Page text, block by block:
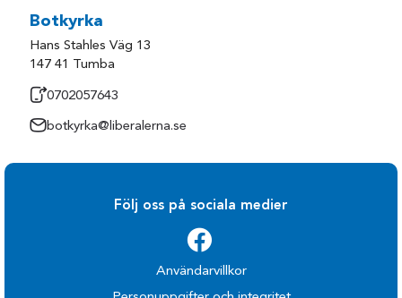
Botkyrka
Hans Stahles Väg 13
147 41 Tumba
0702057643
botkyrka@liberalerna.se
Följ oss på sociala medier
Användarvillkor